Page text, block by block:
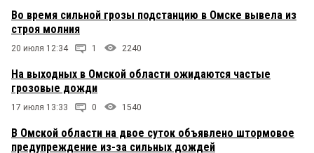
Во время сильной грозы подстанцию в Омске вывела из
строя молния
20 июля 12:34 1 2240
На выходных в Омской области ожидаются частые
грозовые дожди
17 июля 13:33 0 1540
В Омской области на двое суток объявлено штормовое
предупреждение из-за сильных дождей